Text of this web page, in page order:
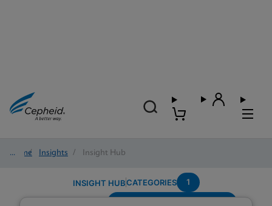
Home/ Insights / Insight Hub
INSIGHT HUBCATEGORIES 1